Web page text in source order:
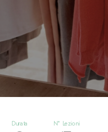
Durata N° Lezioni